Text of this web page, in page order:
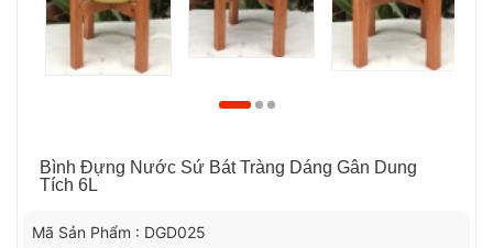
Bình Đựng Nước Sứ Bát Tràng Dáng Gân Dung
Tích 6L
Mã Sản Phẩm : DGD025